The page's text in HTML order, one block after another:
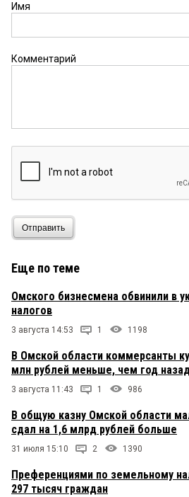
Имя
Комментарий
Отправить
Еще по теме
Омского бизнесмена обвинили в
налогов
3 августа 14:53 1 1198
В Омской области коммерсанты
млн рублей меньше, чем год
3 августа 11:43 1 986
В общую казну Омской области
сдал на 1,6 млрд рублей больше
31 июля 15:10 2 1390
Преференциями по земельному
297 тысяч граждан